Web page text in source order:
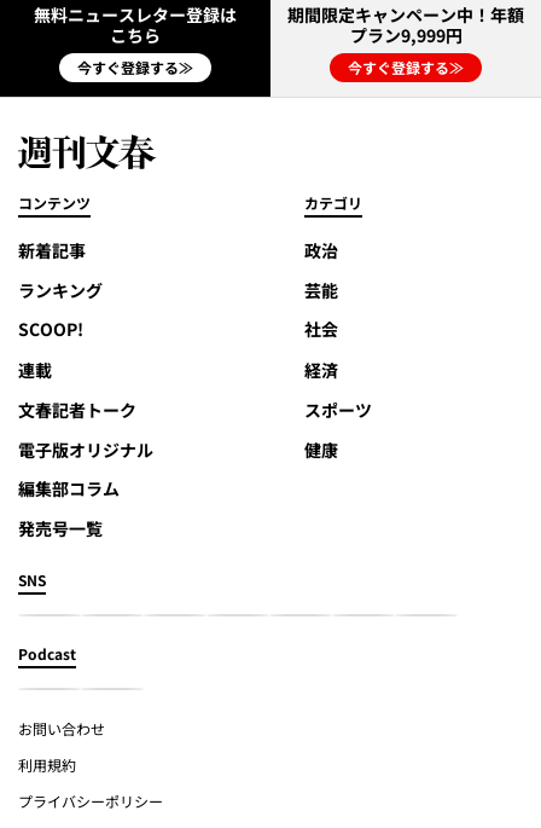
無料ニュースレター登録は
こちら
今すぐ登録する≫
期間限定キャンペーン中！年額
プラン9,999円
今すぐ登録する≫
コンテンツ
新着記事
ランキング
SCOOP!
連載
文春記者トーク
電子版オリジナル
編集部コラム
発売号一覧
カテゴリ
政治
芸能
社会
経済
スポーツ
健康
SNS
Podcast
お問い合わせ
利用規約
プライバシーポリシー